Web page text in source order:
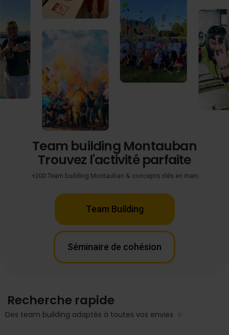
Team building Montauban
Trouvez l'activité parfaite
+200 Team building Montauban & concepts clés en main
Team Building
Séminaire de cohésion
Recherche rapide
Des team building adaptés à toutes vos envies ✨